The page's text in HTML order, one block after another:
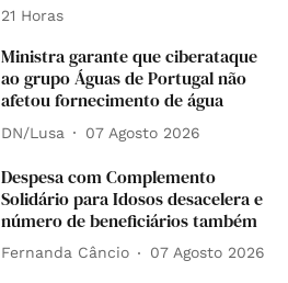
21 Horas
Ministra garante que ciberataque
ao grupo Águas de Portugal não
afetou fornecimento de água
DN/Lusa 07 Agosto 2026
Despesa com Complemento
Solidário para Idosos desacelera e
número de beneficiários também
Fernanda Câncio 07 Agosto 2026